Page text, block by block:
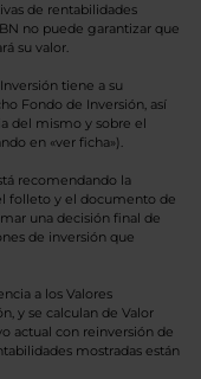
de rentabilidades
no puede garantizar que
su valor.
tiene a su
Fondo de Inversión, así
del mismo y sobre el
en «ver ficha»).
recomendando la
folleto y el documento de
una decisión final de
de inversión que
a los Valores
y se calculan de Valor
actual con reinversión de
mostradas están